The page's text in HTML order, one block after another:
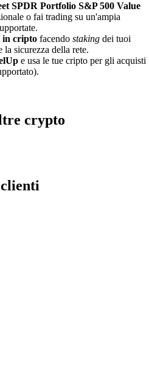
SPDR Portfolio S&P 500 Value
o fai trading su un'ampia
in cripto facendo staking dei tuoi
la sicurezza della rete.
e usa le tue cripto per gli acquisti
crypto